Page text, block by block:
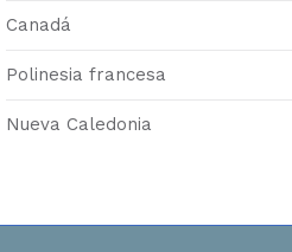
Canadá
Polinesia francesa
Nueva Caledonia